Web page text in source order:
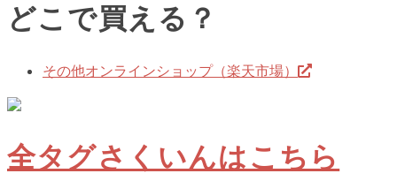
どこで買える？
その他オンラインショップ（楽天市場）
全タグさくいんはこちら